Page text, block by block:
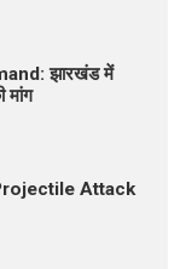
झारखंड में
मांग
Attack